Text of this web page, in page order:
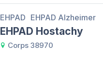
EHPAD EHPAD Alzheimer
EHPAD Hostachy
Corps 38970